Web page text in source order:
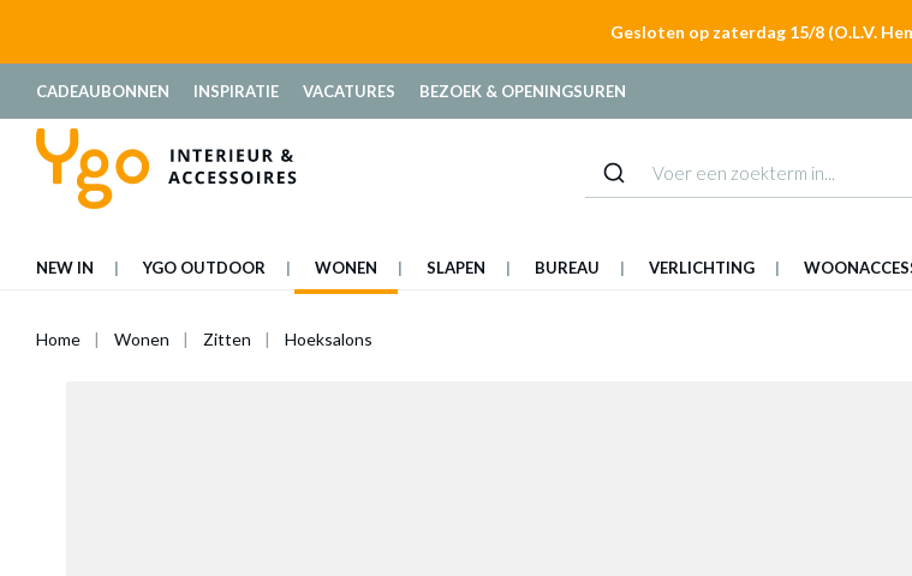
Gesloten op zaterdag 15/8 (O.L.V.
CADEAUBONNEN INSPIRATIE VACATURES BEZOEK & OPENINGSUREN
NEW IN YGO OUTDOOR WONEN SLAPEN BUREAU VERLICHTING
Home Wonen Zitten Hoeksalons